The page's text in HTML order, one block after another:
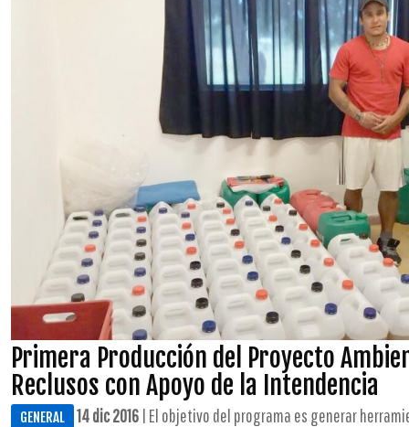
Primera Producción del Proyecto
Reclusos con Apoyo de la Intendencia
GENERAL 14 dic 2016 | El objetivo del programa es generar